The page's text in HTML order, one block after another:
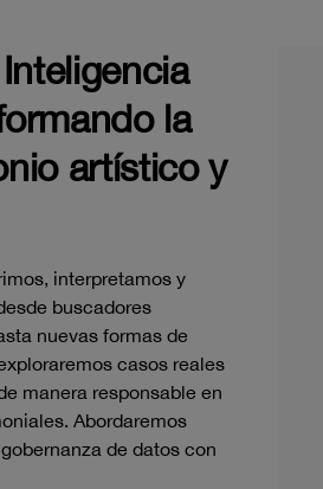
la
artístico y
interpretamos y
buscadores
nuevas formas de
casos reales
manera responsable en
Abordaremos
de datos con